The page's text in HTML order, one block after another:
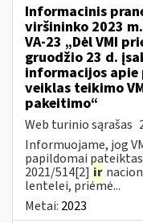
Informacinis
viršininko 2023
VA-23 „Dėl VMI
gruodžio 23 d.
informacijos
veiklas teikimo
pakeitimo“
Web turinio sąrašas
Informuojame, jog
papildomai
2021/514[2] ir
lentelei, priėmė...
Metai: 2023